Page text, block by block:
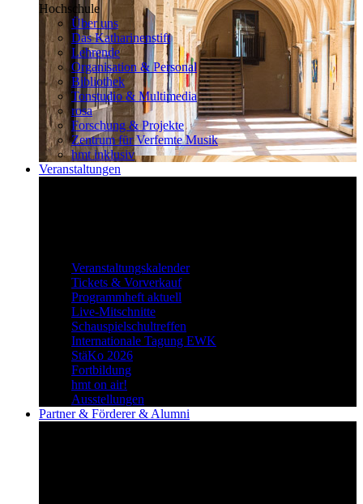
Hochschule
Über uns
Das Katharinenstift
Lehrende
Organisation & Personal
Bibliothek
Tonstudio & Multimedia
rosa
Forschung & Projekte
Zentrum für Verfemte Musik
hmt inklusiv
Veranstaltungen
Veranstaltungskalender
Tickets & Vorverkauf
Programmheft aktuell
Live-Mitschnitte
Schauspielschultreffen
Internationale Tagung EWK
StäKo 2026
Fortbildung
hmt on air!
Ausstellungen
Partner & Förderer & Alumni